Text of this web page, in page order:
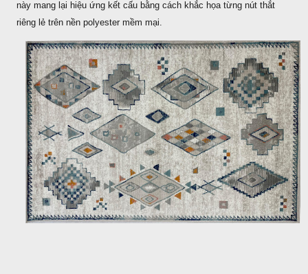
này mang lại hiệu ứng kết cấu bằng cách khắc họa từng nút thắt
riêng lẻ trên nền polyester mềm mại.